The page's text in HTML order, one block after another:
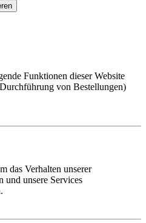
Funktionen dieser Website
von Bestellungen)
das Verhalten unserer
und unsere Services